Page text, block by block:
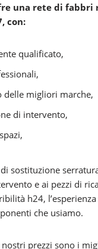
una rete di fabbri
con:
qualificato,
delle migliori marche,
di intervento,
sostituzione
e ai pezzi di
h24,
che usiamo.
nostri prezzi sono i